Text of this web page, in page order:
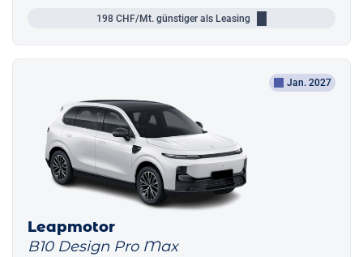
198 CHF/Mt. günstiger als Leasing
Jan. 2027
Leapmotor
B10 Design Pro Max